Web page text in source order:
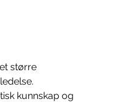
større
kunnskap og